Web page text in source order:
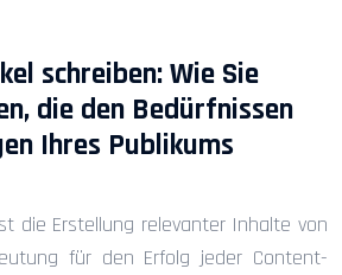
schreiben: Wie Sie
die den Bedürfnissen
Ihres Publikums
die Erstellung relevanter Inhalte von
für den Erfolg jeder Content-